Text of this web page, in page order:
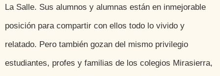
La Salle. Sus alumnos y alumnas están en inmejorable
posición para compartir con ellos todo lo vivido y
relatado. Pero también gozan del mismo privilegio
estudiantes, profes y familias de los colegios Mirasierra,